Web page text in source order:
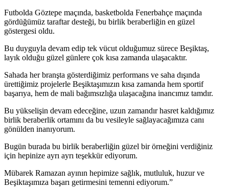
Futbolda Göztepe maçında, basketbolda Fenerbahçe maçında
gördüğümüz taraftar desteği, bu birlik beraberliğin en güzel
göstergesi oldu.
Bu duyguyla devam edip tek vücut olduğumuz sürece Beşiktaş,
layık olduğu güzel günlere çok kısa zamanda ulaşacaktır.
Sahada her branşta gösterdiğimiz performans ve saha dışında
ürettiğimiz projelerle Beşiktaşımızın kısa zamanda hem sportif
başarıya, hem de mali bağımsızlığa ulaşacağına inancımız tamdır.
Bu yükselişin devam edeceğine, uzun zamandır hasret kaldığımız
birlik beraberlik ortamını da bu vesileyle sağlayacağımıza canı
gönülden inanıyorum.
Bugün burada bu birlik beraberliğin güzel bir örneğini verdiğiniz
için hepinize ayrı ayrı teşekkür ediyorum.
Mübarek Ramazan ayının hepimize sağlık, mutluluk, huzur ve
Beşiktaşımıza başarı getirmesini temenni ediyorum.”